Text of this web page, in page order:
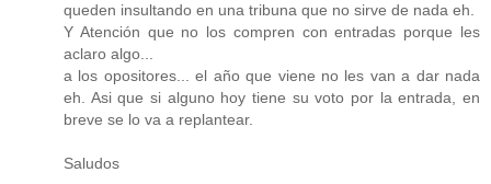
queden insultando en una tribuna que no sirve de nada eh.
Y Atención que no los compren con entradas porque les
aclaro algo...
a los opositores... el año que viene no les van a dar nada
eh. Asi que si alguno hoy tiene su voto por la entrada, en
breve se lo va a replantear.
Saludos